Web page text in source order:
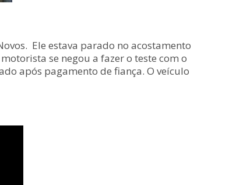
Ele estava parado no acostamento
se negou a fazer o teste com o
após pagamento de fiança. O veículo